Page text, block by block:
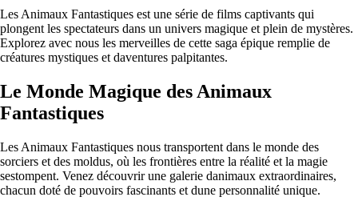
Les Animaux Fantastiques est une série de films captivants qui
plongent les spectateurs dans un univers magique et plein de mystères.
Explorez avec nous les merveilles de cette saga épique remplie de
créatures mystiques et daventures palpitantes.
Le Monde Magique des Animaux
Fantastiques
Les Animaux Fantastiques nous transportent dans le monde des
sorciers et des moldus, où les frontières entre la réalité et la magie
sestompent. Venez découvrir une galerie danimaux extraordinaires,
chacun doté de pouvoirs fascinants et dune personnalité unique.